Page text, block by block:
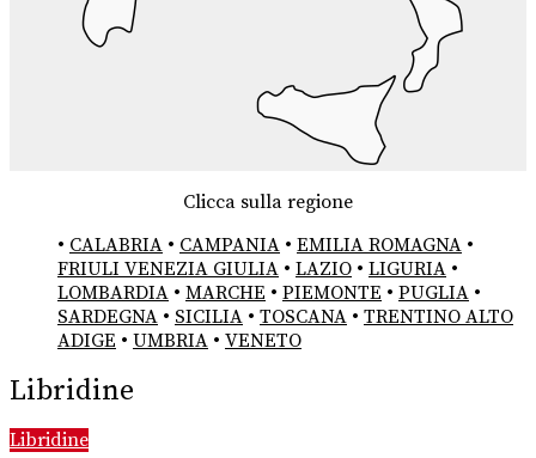
Clicca sulla regione
• CALABRIA • CAMPANIA • EMILIA ROMAGNA •
FRIULI VENEZIA GIULIA • LAZIO • LIGURIA •
LOMBARDIA • MARCHE • PIEMONTE • PUGLIA •
SARDEGNA • SICILIA • TOSCANA • TRENTINO ALTO
ADIGE • UMBRIA • VENETO
Libridine
Libridine